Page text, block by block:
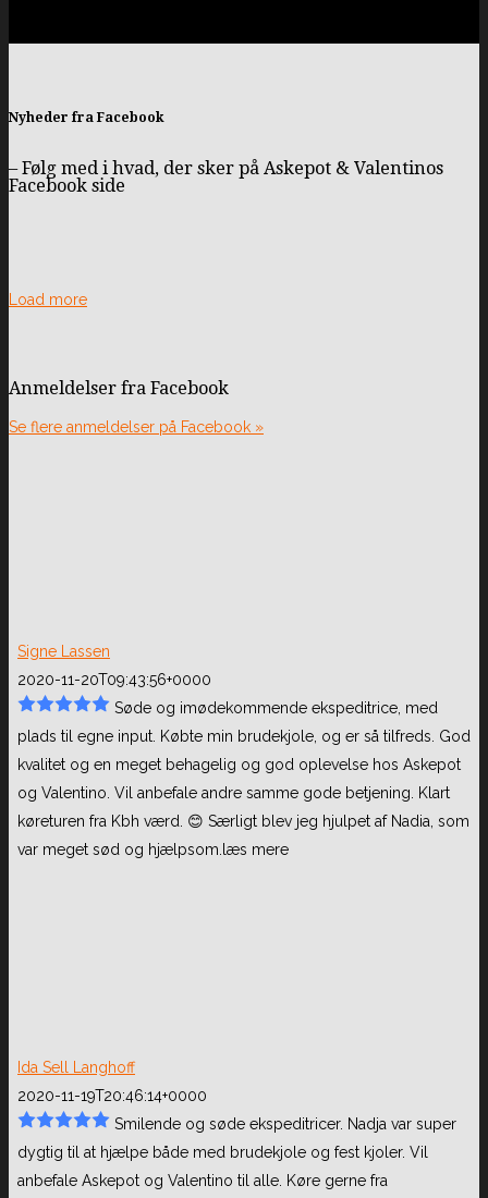
Nyheder fra Facebook
– Følg med i hvad, der sker på Askepot & Valentinos
Facebook side
Load more
Anmeldelser fra Facebook
Se flere anmeldelser på Facebook »
Signe Lassen
2020-11-20T09:43:56+0000
Søde og imødekommende ekspeditrice, med
plads til egne input. Købte min brudekjole, og er så tilfreds. God
kvalitet og en meget behagelig og god oplevelse hos Askepot
og Valentino. Vil anbefale andre samme gode betjening. Klart
køreturen fra Kbh værd. 😊 Særligt blev jeg hjulpet af Nadia, som
var meget sød og hjælpsom. læs mere
Ida Sell Langhoff
2020-11-19T20:46:14+0000
Smilende og søde ekspeditricer. Nadja var super
dygtig til at hjælpe både med brudekjole og fest kjoler. Vil
anbefale Askepot og Valentino til alle. Køre gerne fra